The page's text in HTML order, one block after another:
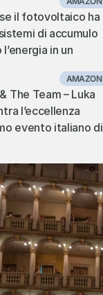
il fotovoltaico ha
di accumulo
in un
AMAZON
The Team – Luka
l’eccellenza
evento italiano di
di Milano